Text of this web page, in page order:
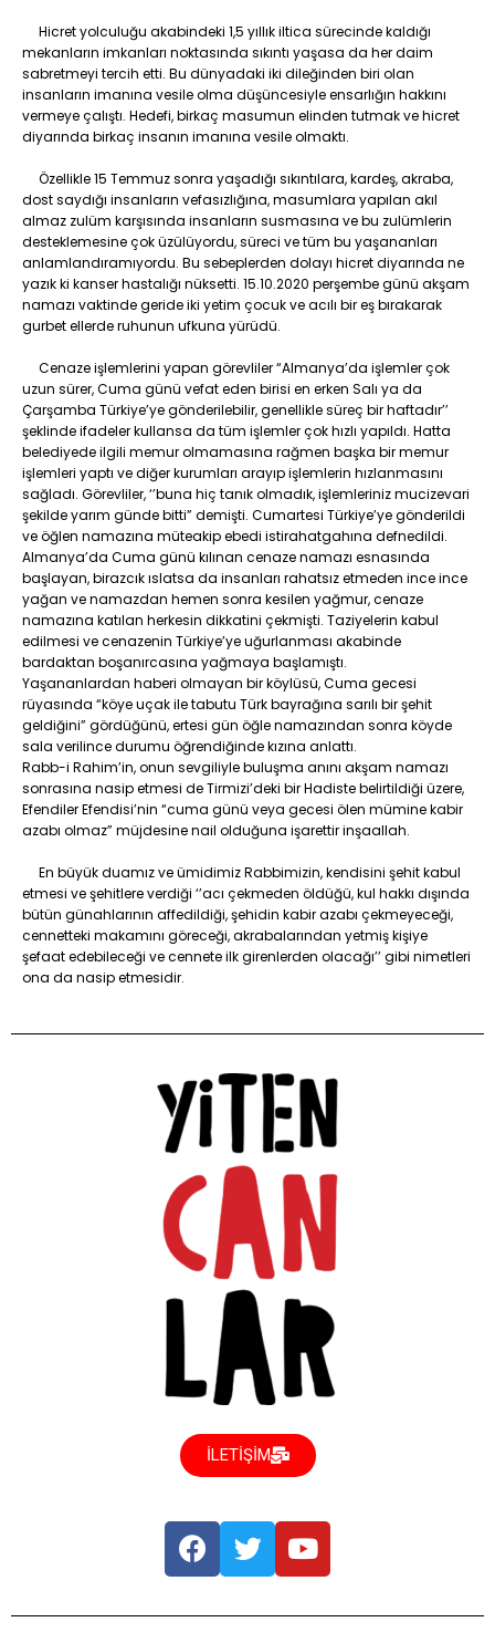
Hicret yolculuğu akabindeki 1,5 yıllık iltica sürecinde kaldığı
mekanların imkanları noktasında sıkıntı yaşasa da her daim
sabretmeyi tercih etti. Bu dünyadaki iki dileğinden biri olan
insanların imanına vesile olma düşüncesiyle ensarlığın hakkını
vermeye çalıştı. Hedefi, birkaç masumun elinden tutmak ve hicret
diyarında birkaç insanın imanına vesile olmaktı.
Özellikle 15 Temmuz sonra yaşadığı sıkıntılara, kardeş, akraba,
dost saydığı insanların vefasızlığına, masumlara yapılan akıl
almaz zulüm karşısında insanların susmasına ve bu zulümlerin
desteklemesine çok üzülüyordu, süreci ve tüm bu yaşananları
anlamlandıramıyordu. Bu sebeplerden dolayı hicret diyarında ne
yazık ki kanser hastalığı nüksetti. 15.10.2020 perşembe günü akşam
namazı vaktinde geride iki yetim çocuk ve acılı bir eş bırakarak
gurbet ellerde ruhunun ufkuna yürüdü.
Cenaze işlemlerini yapan görevliler “Almanya’da işlemler çok
uzun sürer, Cuma günü vefat eden birisi en erken Salı ya da
Çarşamba Türkiye’ye gönderilebilir, genellikle süreç bir haftadır’’
şeklinde ifadeler kullansa da tüm işlemler çok hızlı yapıldı. Hatta
belediyede ilgili memur olmamasına rağmen başka bir memur
işlemleri yaptı ve diğer kurumları arayıp işlemlerin hızlanmasını
sağladı. Görevliler, ‘’buna hiç tanık olmadık, işlemleriniz mucizevari
şekilde yarım günde bitti” demişti. Cumartesi Türkiye’ye gönderildi
ve öğlen namazına müteakip ebedi istirahatgahına defnedildi.
Almanya’da Cuma günü kılınan cenaze namazı esnasında
başlayan, birazcık ıslatsa da insanları rahatsız etmeden ince ince
yağan ve namazdan hemen sonra kesilen yağmur, cenaze
namazına katılan herkesin dikkatini çekmişti. Taziyelerin kabul
edilmesi ve cenazenin Türkiye’ye uğurlanması akabinde
bardaktan boşanırcasına yağmaya başlamıştı.
Yaşananlardan haberi olmayan bir köylüsü, Cuma gecesi
rüyasında “köye uçak ile tabutu Türk bayrağına sarılı bir şehit
geldiğini” gördüğünü, ertesi gün öğle namazından sonra köyde
sala verilince durumu öğrendiğinde kızına anlattı.
Rabb-i Rahim’in, onun sevgiliyle buluşma anını akşam namazı
sonrasına nasip etmesi de Tirmizi’deki bir Hadiste belirtildiği üzere,
Efendiler Efendisi’nin “cuma günü veya gecesi ölen mümine kabir
azabı olmaz” müjdesine nail olduğuna işarettir inşaallah.
En büyük duamız ve ümidimiz Rabbimizin, kendisini şehit kabul
etmesi ve şehitlere verdiği ‘’acı çekmeden öldüğü, kul hakkı dışında
bütün günahlarının affedildiği, şehidin kabir azabı çekmeyeceği,
cennetteki makamını göreceği, akrabalarından yetmiş kişiye
şefaat edebileceği ve cennete ilk girenlerden olacağı’’ gibi nimetleri
ona da nasip etmesidir.
İLETİŞİM